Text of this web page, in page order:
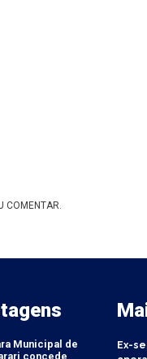
COMENTAR.
Municipal de
concede
Ex-